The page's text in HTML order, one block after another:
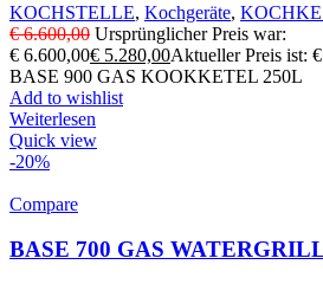
KOCHSTELLE, Kochgeräte,
€6.600,00 Ursprünglicher Preis war:
€ 6.600,00€ 5.280,00Aktueller Preis ist:
BASE 900 GAS KOOKKETEL 250L
Add to wishlist
Weiterlesen
Quick view
-20%
Compare
BASE 700 GAS